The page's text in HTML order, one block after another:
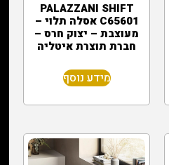
PALAZZANI SHIFT
C65601 אסלה תלוי –
מעוצבת – יצוק חרס –
חברת תוצרת איטליה
מידע נוסף